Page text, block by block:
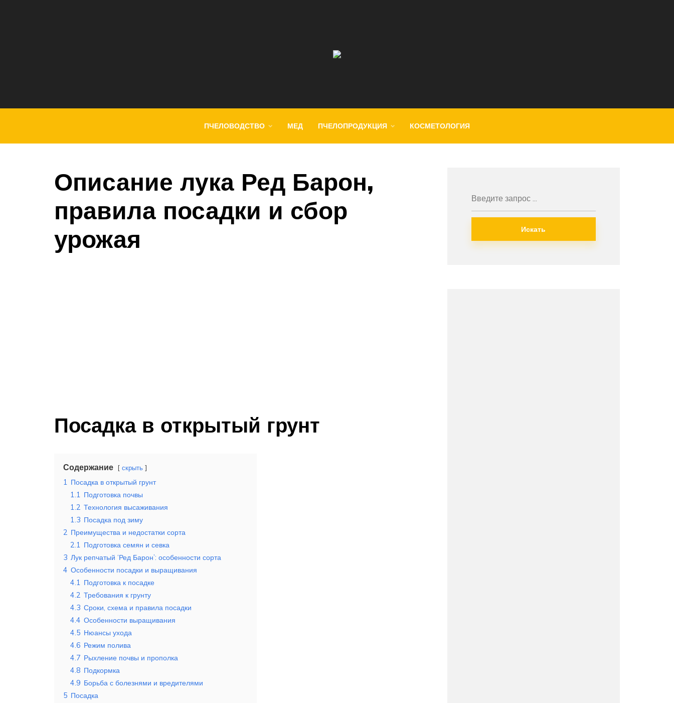
ПЧЕЛОВОДСТВО МЕД ПЧЕЛОПРОДУКЦИЯ КОСМЕТОЛОГИЯ
Описание лука Ред Барон,
правила посадки и сбор
урожая
Посадка в открытый грунт
Содержание скрыть
1 Посадка в открытый грунт
1.1 Подготовка почвы
1.2 Технология высаживания
1.3 Посадка под зиму
2 Преимущества и недостатки сорта
2.1 Подготовка семян и севка
3 Лук репчатый ‘Ред Барон’: особенности сорта
4 Особенности посадки и выращивания
4.1 Подготовка к посадке
4.2 Требования к грунту
4.3 Сроки, схема и правила посадки
4.4 Особенности выращивания
4.5 Нюансы ухода
4.6 Режим полива
4.7 Рыхление почвы и прополка
4.8 Подкормка
4.9 Борьба с болезнями и вредителями
5 Посадка
Искать